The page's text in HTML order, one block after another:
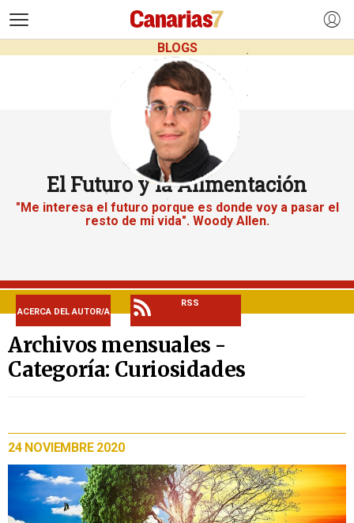
BLOGS
El Futuro y la Alimentación
"Me interesa el futuro porque es donde voy a pasar el
resto de mi vida". Woody Allen.
ACERCA DEL AUTOR/A
RSS
Archivos mensuales -
Categoría: Curiosidades
24 NOVIEMBRE 2020